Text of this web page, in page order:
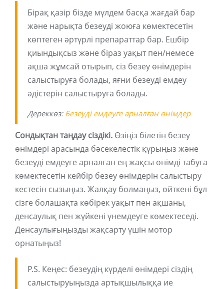
Бірақ қазір бізде мүлдем басқа жағдай бар
және нарықта безеуді жоюға көмектесетін
көптеген әртүрлі препараттар бар. Ешбір
қиындықсыз және біраз уақыт пен/немесе
ақша жұмсай отырып, сіз безеу өнімдерін
салыстыруға болады, яғни безеуді емдеу
әдістерін салыстыруға болады.
Дереккөз: Безеуді емдеуге арналған өнімдер
Сондықтан таңдау сіздікі. Өзіңіз білетін безеу
өнімдері арасында бәсекелестік құрыңыз және
безеуді емдеуге арналған ең жақсы өнімді табуға
көмектесетін кейбір безеу өнімдерін салыстыру
кестесін сызыңыз. Жалқау болмаңыз, өйткені бұл
сізге болашақта көбірек уақыт пен ақшаны,
денсаулық пен жүйкені үнемдеуге көмектеседі.
Денсаулығыңызды жақсарту үшін мотор
орнатыңыз!
P.S. Кеңес: безеудің күрделі өнімдері сіздің
салыстыруыңызда артықшылыққа ие